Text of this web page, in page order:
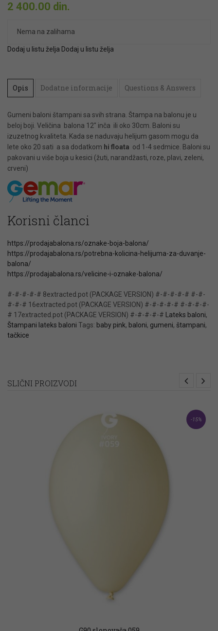
2 400.00 din.
Nema na zalihama
Dodaj u listu želja Dodaj u listu želja
Opis Dodatne informacije Questions & Answers
Gumeni baloni štampani sa svih strana. Štampa na balonu je u
beloj boji. Veličina balona 12″ inča ili oko 30cm. Baloni su
izuzetnog kvaliteta. Kada se naduvaju helijum gasom mogu da
lete oko 20 sati a sa dodatkom hi floata od 1-4 sedmice. Baloni su
pakovani u više boja u kesici (žuti, narandžasti, roze, plavi, zeleni,
crveni)
Korisni članci
https://prodajabalona.rs/oznake-boja-balona/
https://prodajabalona.rs/potrebna-kolicina-helijuma-za-duvanje-
balona/
https://prodajabalona.rs/velicine-i-oznake-balona/
#-#-#-#-# 8extracted.pot (PACKAGE VERSION) #-#-#-#-# #-#-
#-#-# 16extracted.pot (PACKAGE VERSION) #-#-#-#-# #-#-#-#-
# 17extracted.pot (PACKAGE VERSION) #-#-#-#-#
Lateks baloni,
Štampani lateks baloni Tags: baby pink, baloni, gumeni, štampani,
tačkice
SLIČNI PROIZVODI
-15%